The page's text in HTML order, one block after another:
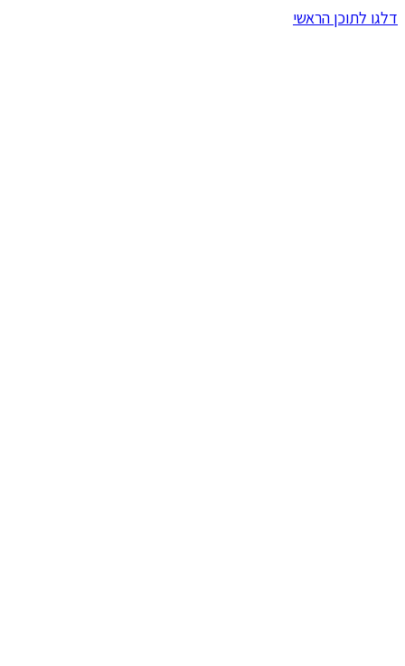
דלגו לתוכן הראשי